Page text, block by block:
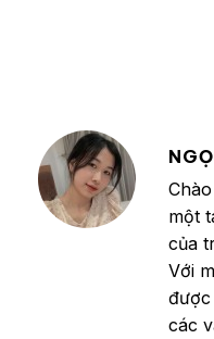
một
của
Với
được
các